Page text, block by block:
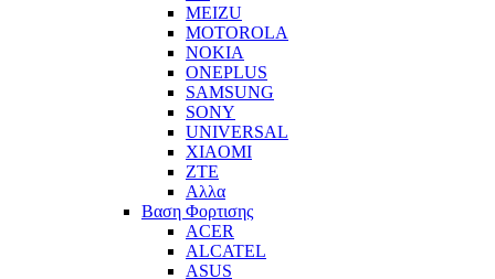
MEIZU
MOTOROLA
NOKIA
ONEPLUS
SAMSUNG
SONY
UNIVERSAL
XIAOMI
ZTE
Αλλα
Βαση Φορτισης
ACER
ALCATEL
ASUS